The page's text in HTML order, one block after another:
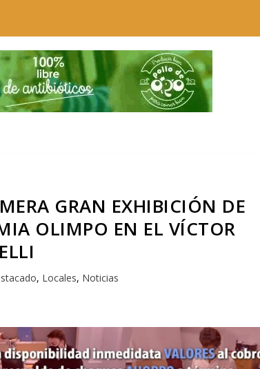
GRAN EXHIBICIÓN DE
OLIMPO EN EL VÍCTOR
, Locales, Noticias